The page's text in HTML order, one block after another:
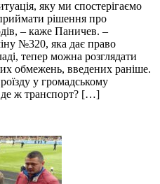
яку ми спостерігаємо
рішення про
– каже Паничев. –
№320, яка дає право
тепер можна розглядати
обмежень, введених раніше.
у громадському
де ж транспорт? […]